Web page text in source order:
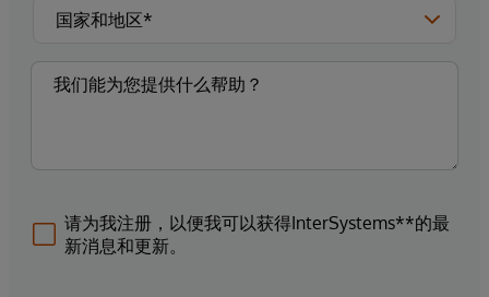
请为我注册，以便我可以获得InterSystems**的最
新消息和更新。